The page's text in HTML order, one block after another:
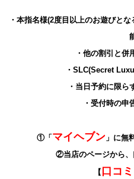
・本指名様(2度目以上のお遊びと
・他の割引と併
・SLC(Secret
・当日予約に限ら
・受付時の申
①「 マイヘブン 」に無
②当店のページから、
【 口コミ